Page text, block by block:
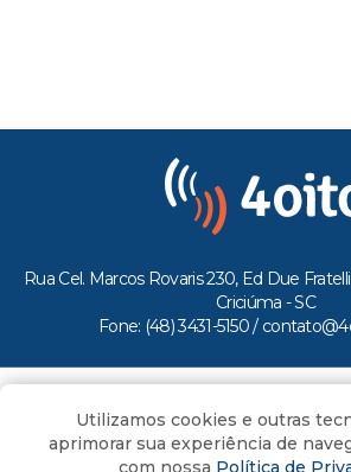
Rua Cel. Marcos Rovaris 230, Ed Due
Criciúma - SC
Fone: (48) 3431-5150 /
Todos os direitos reservados ao
Utilizamos cookies e outras
aprimorar sua experiência de
com nossa Política de